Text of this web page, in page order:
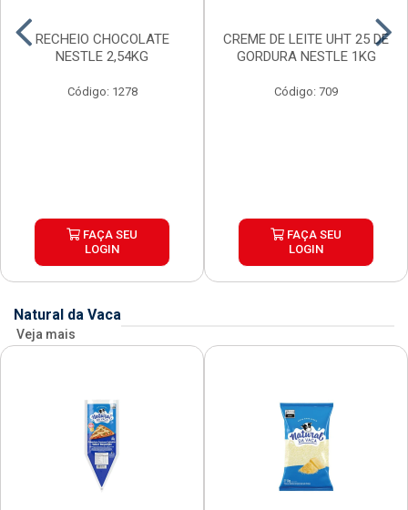
RECHEIO CHOCOLATE
NESTLE 2,54KG
Código: 1278
FAÇA SEU
LOGIN
CREME DE LEITE UHT 25 DE
GORDURA NESTLE 1KG
Código: 709
FAÇA SEU
LOGIN
Natural da Vaca
Veja mais